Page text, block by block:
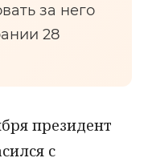
за него
28
президент
с